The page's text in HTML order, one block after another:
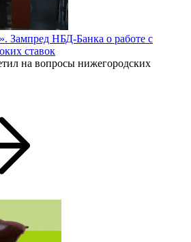
Зампред НБД-Банка о работе с
ставок
на вопросы нижегородских